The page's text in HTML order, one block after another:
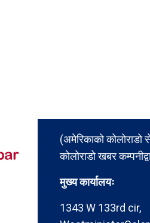
(अमेरिकाको कोलोराडो
कोलोराडो खबर
मुख्य कार्यालयः
1343 W 133rd cir,